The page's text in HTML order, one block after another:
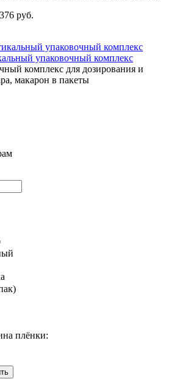
руб.
упаковочный комплекс
комплекс для дозирования и
макарон в пакеты
плёнки: